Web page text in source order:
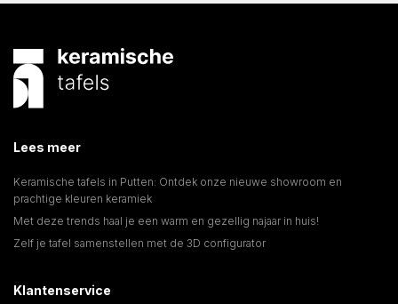
Lees meer
Keramische tafels in Putten: Ontdek onze nieuwe showroom en
prachtige kleuren keramiek
Met deze trends haal je een warm en gezellig najaar in huis!
Zelf je tafel samenstellen met de 3D configurator
Klantenservice